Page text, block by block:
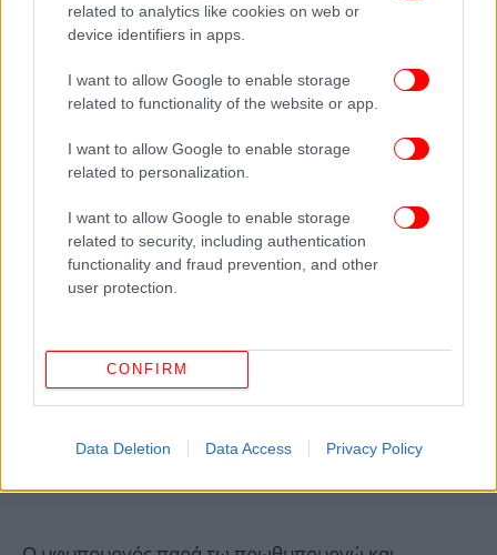
related to analytics like cookies on web or
device identifiers in apps.
I want to allow Google to enable storage
related to functionality of the website or app.
I want to allow Google to enable storage
related to personalization.
I want to allow Google to enable storage
related to security, including authentication
functionality and fraud prevention, and other
user protection.
CONFIRM
Data Deletion Data Access Privacy Policy
Ανήγγειλε, επίσης, ότιτη Δευτέρα θα ξεκινήσει η
πλατφόρμα του προγράμματος «Ηλέκτρα»
την ενεργειακή αναβάθμιση 2,5 εκατ. τετραγωνικών
δημόσιου τομέα.